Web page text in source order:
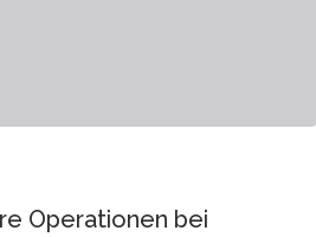
Operationen bei